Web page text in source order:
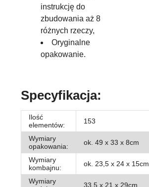
instrukcję do
zbudowania aż 8
różnych rzeczy,
Oryginalne
opakowanie.
Specyfikacja:
Ilość
elementów:
153
Wymiary
opakowania:
ok. 49 x 33 x 8cm
Wymiary
kombajnu:
ok. 23,5 x 24 x 15cm
Wymiary
33,5 x 21 x 29cm